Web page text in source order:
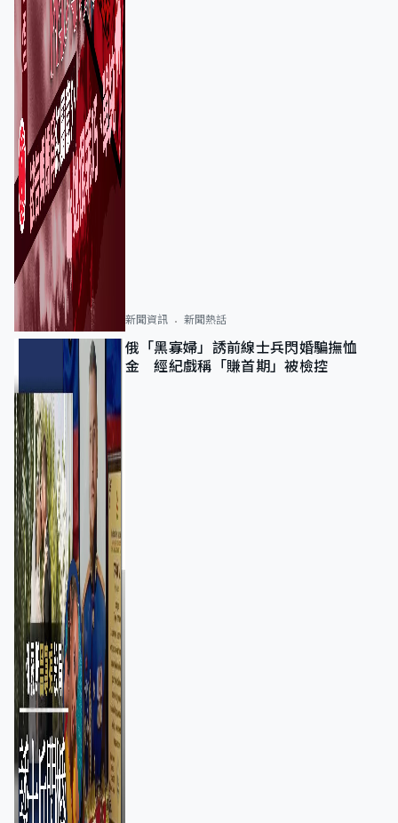
新聞資訊 新聞熱話
俄「黑寡婦」誘前線士兵閃婚騙撫恤
金 經紀戲稱「賺首期」被檢控